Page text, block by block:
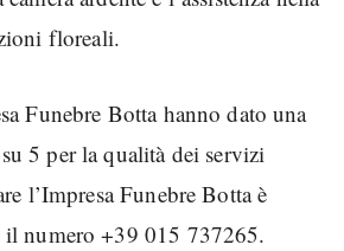
floreali.
Funebre Botta hanno dato una
5 per la qualità dei servizi
l’Impresa Funebre Botta è
il numero +39 015 737265.